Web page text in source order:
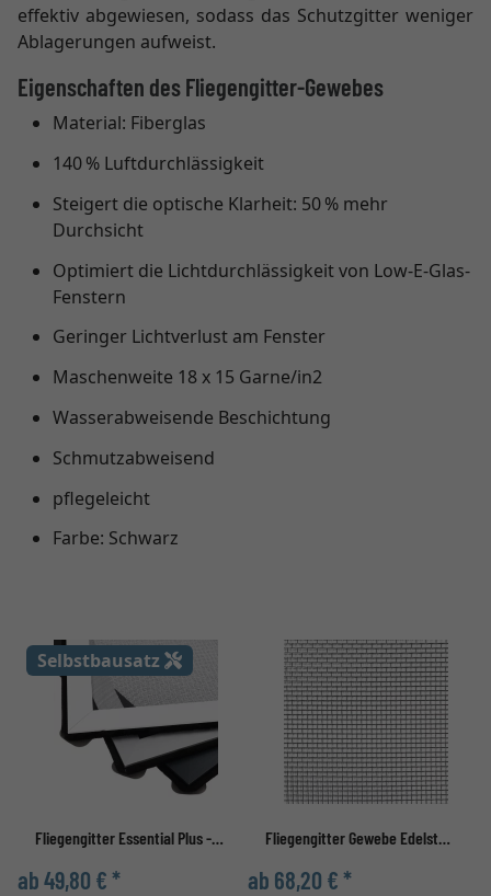
effektiv abgewiesen, sodass das Schutzgitter weniger
Ablagerungen aufweist.
Eigenschaften des Fliegengitter-Gewebes
Material: Fiberglas
140 % Luftdurchlässigkeit
Steigert die optische Klarheit: 50 % mehr
Durchsicht
Optimiert die Lichtdurchlässigkeit von Low-E-Glas-
Fenstern
Geringer Lichtverlust am Fenster
Maschenweite 18 x 15 Garne/in2
Wasserabweisende Beschichtung
Schmutzabweisend
pflegeleicht
Farbe: Schwarz
Fliegengitter Essential Plus - Selbstbausatz
ab 49,80 € *
Selbstbausatz
Fliegengitter Gewebe Edelstahl
ab 68,20 € *